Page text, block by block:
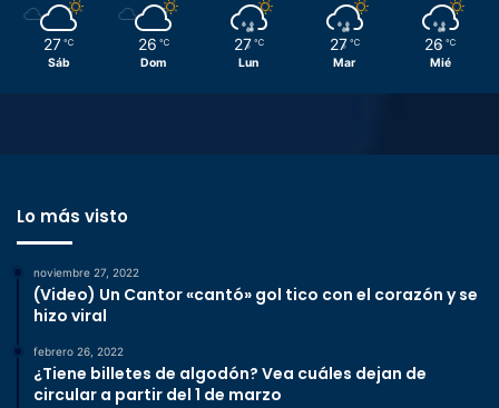
27 ℃
Sáb
26 ℃
Dom
27 ℃
Lun
27 ℃
Mar
26 ℃
Mié
Lo más visto
noviembre 27, 2022
(Video) Un Cantor «cantó» gol tico con el corazón y se
hizo viral
febrero 26, 2022
¿Tiene billetes de algodón? Vea cuáles dejan de
circular a partir del 1 de marzo